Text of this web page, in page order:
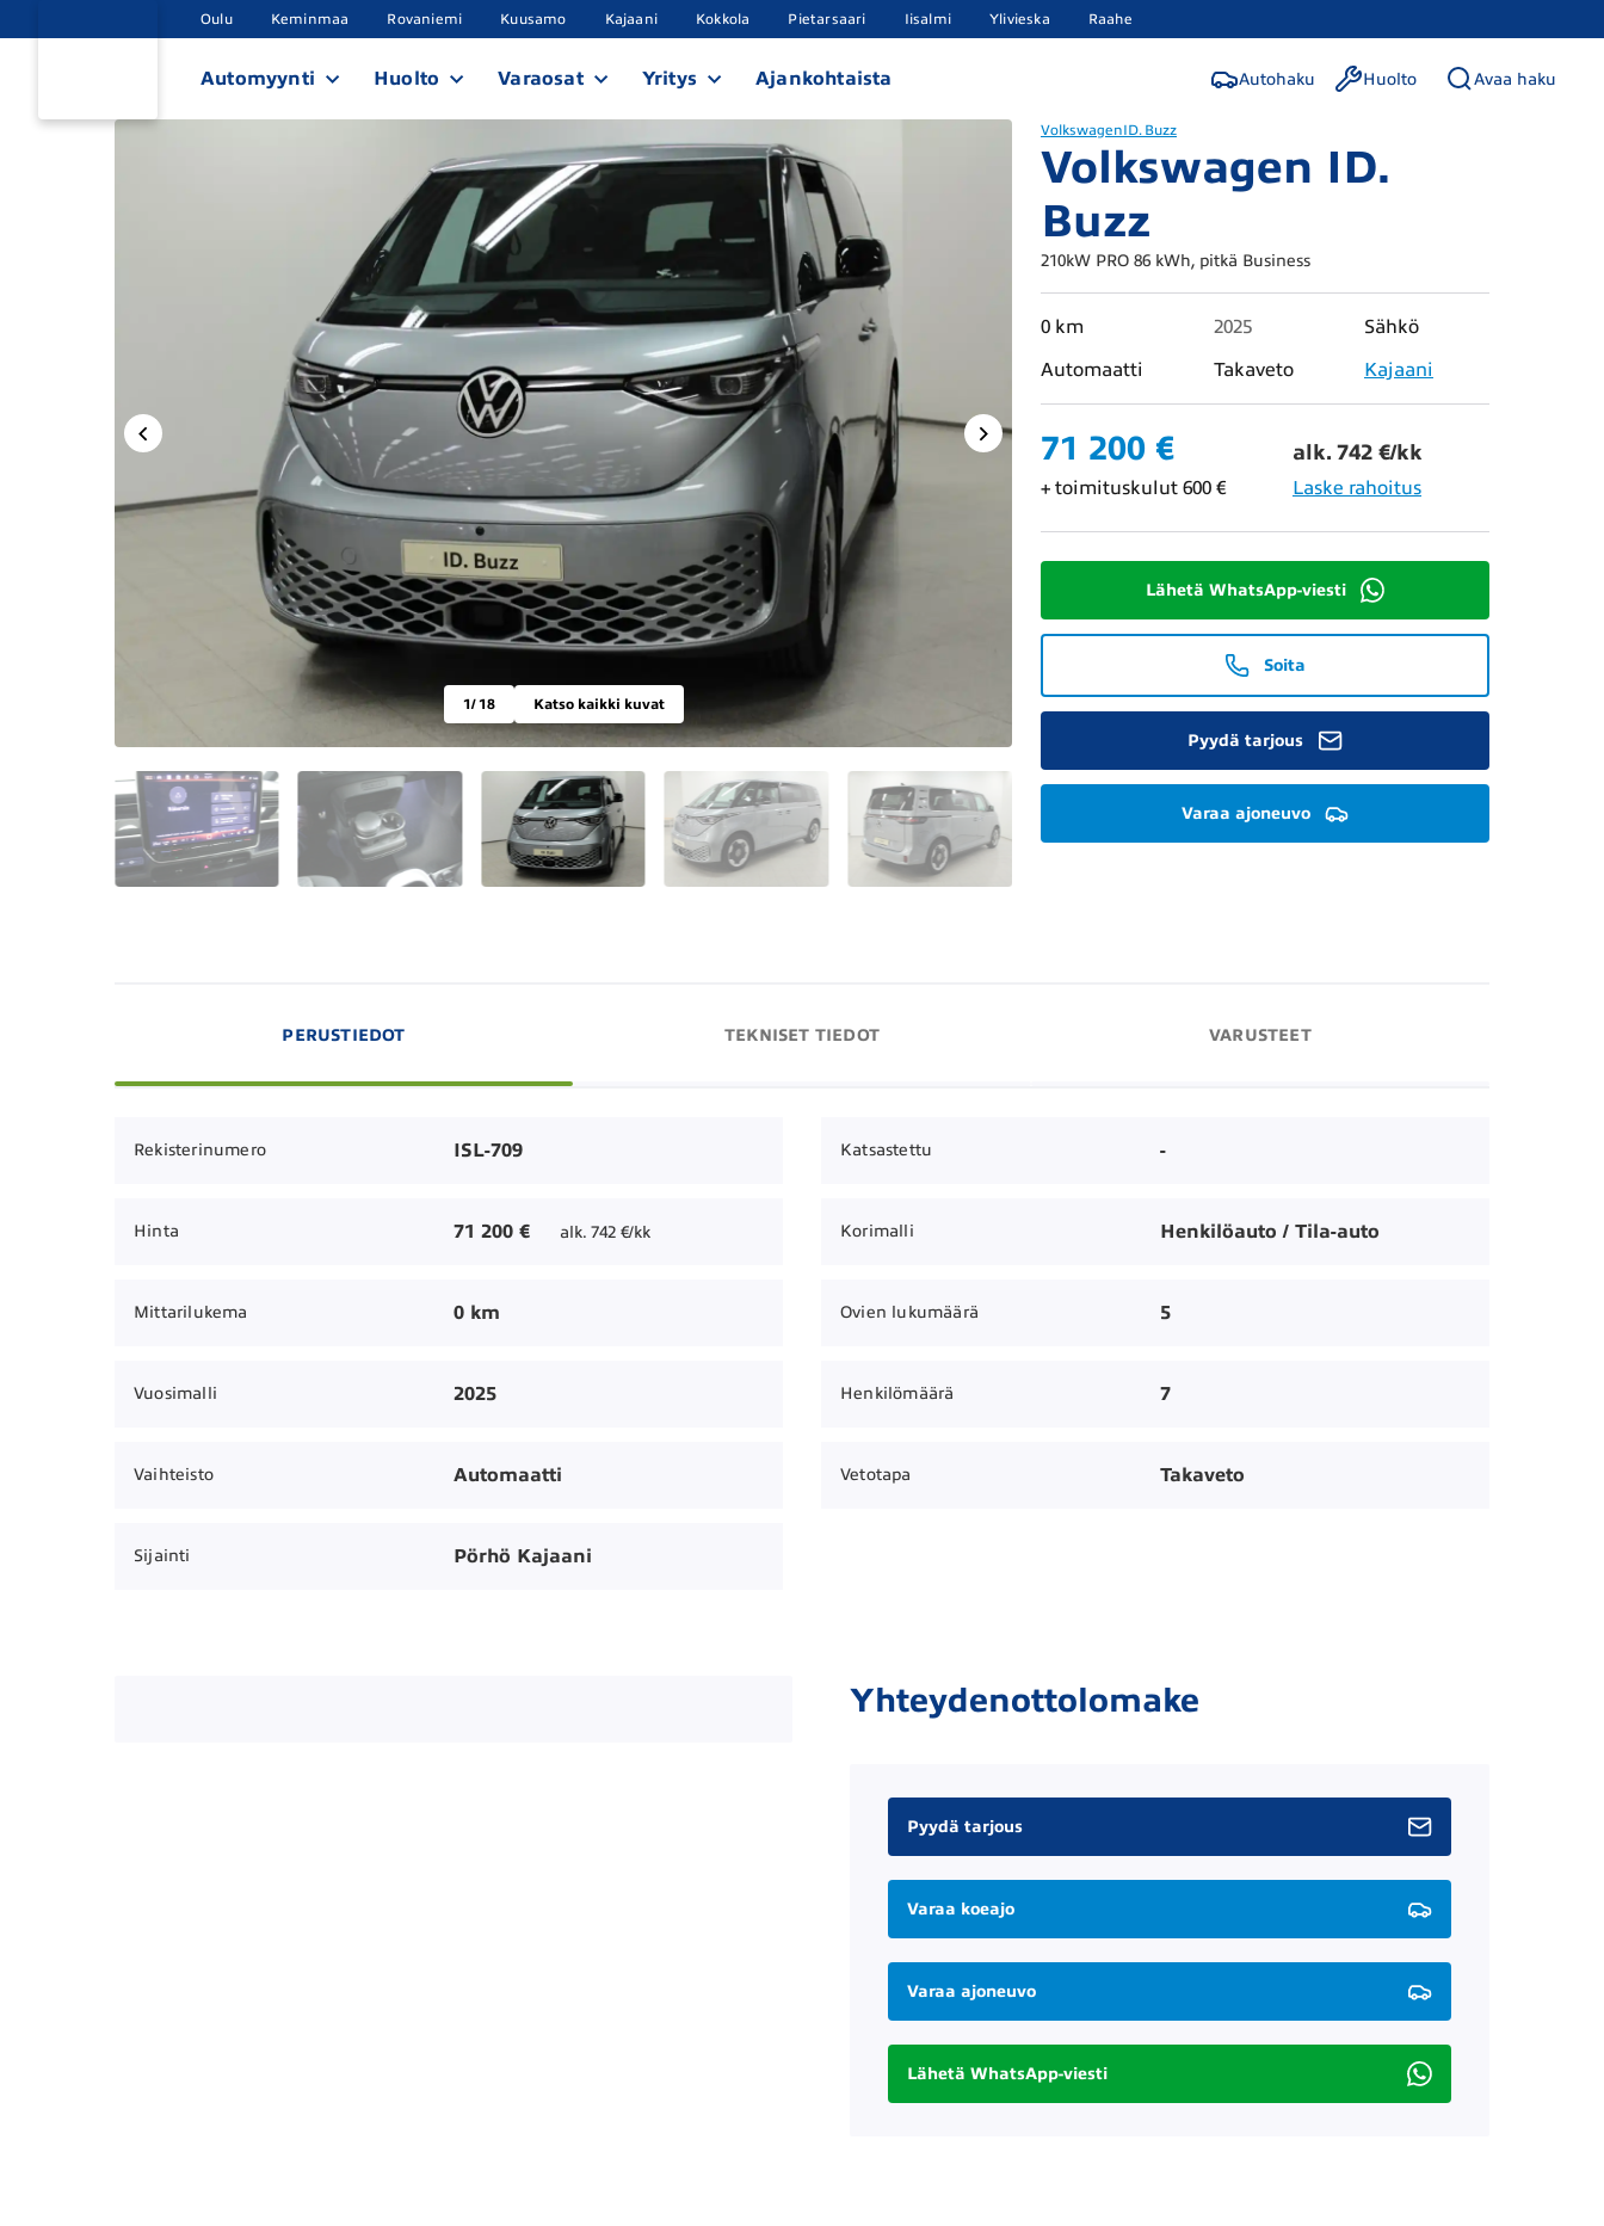
Oulu Keminmaa Rovaniemi Kuusamo Kajaani Kokkola Pietarsaari Iisalmi Ylivieska Raahe
Automyynti Huolto Varaosat Yritys Ajankohtaista Autohaku Huolto Avaa haku
1/ 18 Katso kaikki kuvat
VolkswagenID. Buzz
Volkswagen ID.
Buzz
210kW PRO 86 kWh, pitkä Business
0 km 2025
Sähkö
Automaatti
Takaveto Kajaani
71 200 € alk. 742 €/kk
+ toimituskulut 600 € Laske rahoitus
Lähetä WhatsApp-viesti
Soita
Pyydä tarjous
Varaa ajoneuvo
PERUSTIEDOT TEKNISET TIEDOT VARUSTEET
Rekisterinumero ISL-709 Katsastettu -
Hinta 71 200 € alk. 742 €/kk Korimalli Henkilöauto / Tila-auto
Mittarilukema 0 km Ovien lukumäärä 5
Vuosimalli 2025 Henkilömäärä 7
Vaihteisto Automaatti Vetotapa Takaveto
Sijainti Pörhö Kajaani
Yhteydenottolomake
Pyydä tarjous
Varaa koeajo
Varaa ajoneuvo
Lähetä WhatsApp-viesti